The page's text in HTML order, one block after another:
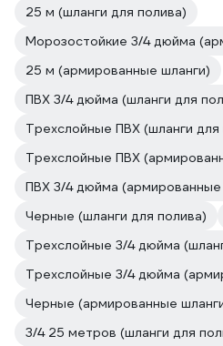
25 м (шланги для полива)
Морозостойкие 3/4 дюйма
25 м (армированные шланги)
ПВХ 3/4 дюйма (шланги для
Трехслойные ПВХ (шланги для
Трехслойные ПВХ
ПВХ 3/4 дюйма (армированные
Черные (шланги для полива)
Трехслойные 3/4 дюйма
Трехслойные 3/4 дюйма
Черные (армированные
3/4 25 метров (шланги для